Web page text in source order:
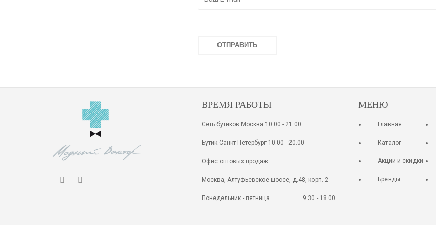
ВРЕМЯ РАБОТЫ
Сеть бутиков Москва 10.00 - 21.00
Бутик Санкт-Петербург 10.00 - 20.00
Офис оптовых продаж
Москва, Алтуфьевское шоссе, д.48, корп. 2
Понедельник - пятница 9.30 - 18.00
МЕНЮ
Главная
Каталог
Акции и скидки
Бренды